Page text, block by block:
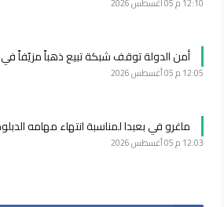
أمن الدولة توقف شبكة تبيع ذهباً مزيّفاً
12:05 م 05 أغسطس 2026
ماغرو في بعبدا لمناسبة انتهاء مهامه
12:03 م 05 أغسطس 2026